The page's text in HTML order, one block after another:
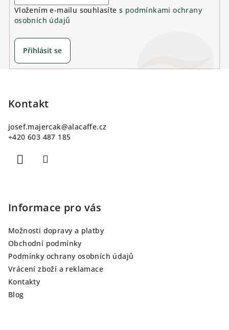
p
Vložením e-mailu souhlasíte s podmínkami ochrany
osobních údajů
Přihlásit se
Kontakt
josef.majercak@alacaffe.cz
+420 603 487 185
Informace pro vás
Možnosti dopravy a platby
Obchodní podmínky
Podmínky ochrany osobních údajů
Vrácení zboží a reklamace
Kontakty
Blog